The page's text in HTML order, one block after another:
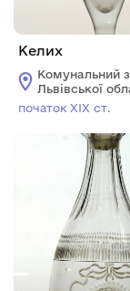
Келих
Комунальний
Львівської
ради
початок ХІХ ст.